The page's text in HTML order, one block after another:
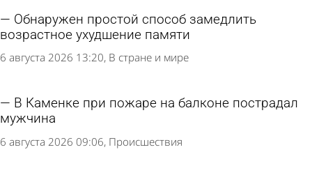
Обнаружен простой способ замедлить
возрастное ухудшение памяти
6 августа 2026 13:20 В стране и мире
В Каменке при пожаре на балконе пострадал
мужчина
6 августа 2026 09:06 Происшествия